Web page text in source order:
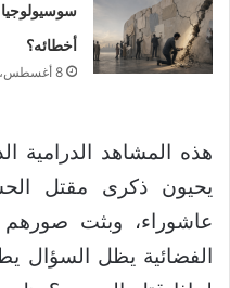
سوسيولوجيا
أخطائه؟
8 أغسطس، 2026
هذه المشاهد الدرامية
يحيون ذكرى مقتل
عاشوراء، وبثت صورهم
الفضائية يظل السؤال